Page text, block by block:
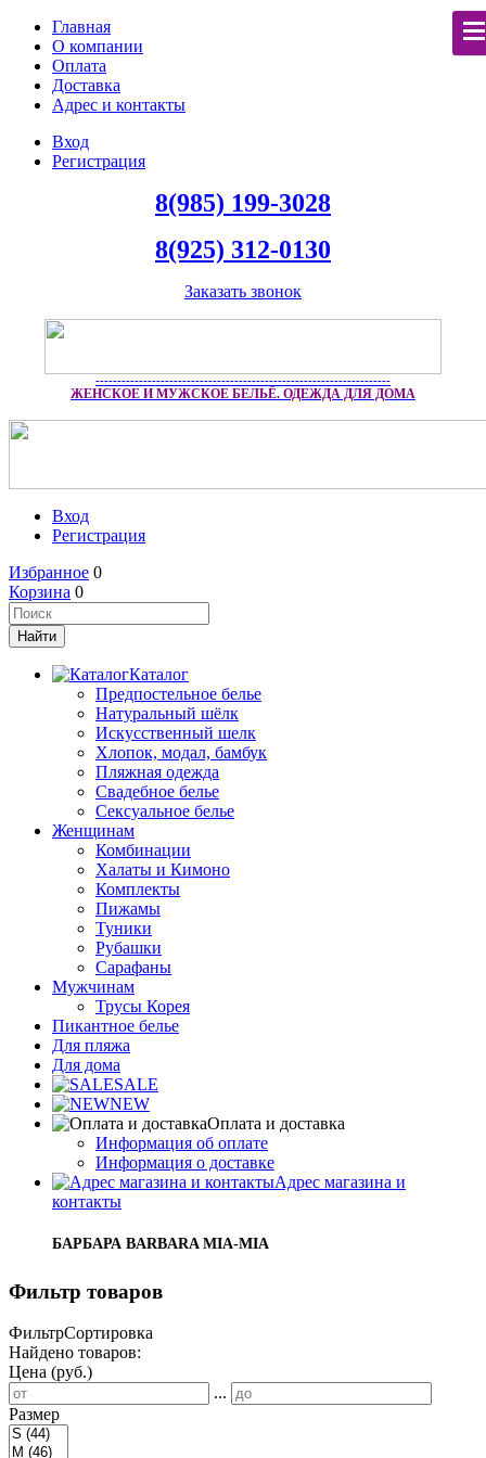
Главная
О компании
Оплата
Доставка
Адрес и контакты
Вход
Регистрация
8(985) 199-3028
8(925) 312-0130
Заказать звонок
--------------------------------------------------------------------
ЖЕНСКОЕ И МУЖСКОЕ БЕЛЬЁ. ОДЕЖДА ДЛЯ ДОМА
Вход
Регистрация
Избранное 0
Корзина 0
Каталог
Предпостельное белье
Натуральный шёлк
Искусственный шелк
Хлопок, модал, бамбук
Пляжная одежда
Свадебное белье
Сексуальное белье
Женщинам
Комбинации
Халаты и Кимоно
Комплекты
Пижамы
Туники
Рубашки
Сарафаны
Мужчинам
Трусы Корея
Пикантное белье
Для пляжа
Для дома
SALE
NEW
Оплата и доставка
Информация об оплате
Информация о доставке
Адрес магазина и
контакты
БАРБАРА BARBARA MIA-MIA
Фильтр товаров
ФильтрСортировка
Найдено товаров:
Цена (руб.)
...
Размер